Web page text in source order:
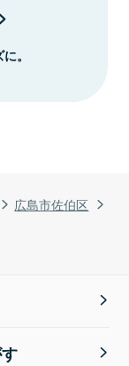
広島市佐伯区
。